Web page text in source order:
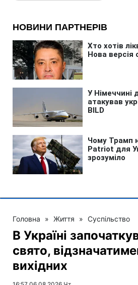
Головна » Життя » Суспільство
В Україні
свято,
вихідних